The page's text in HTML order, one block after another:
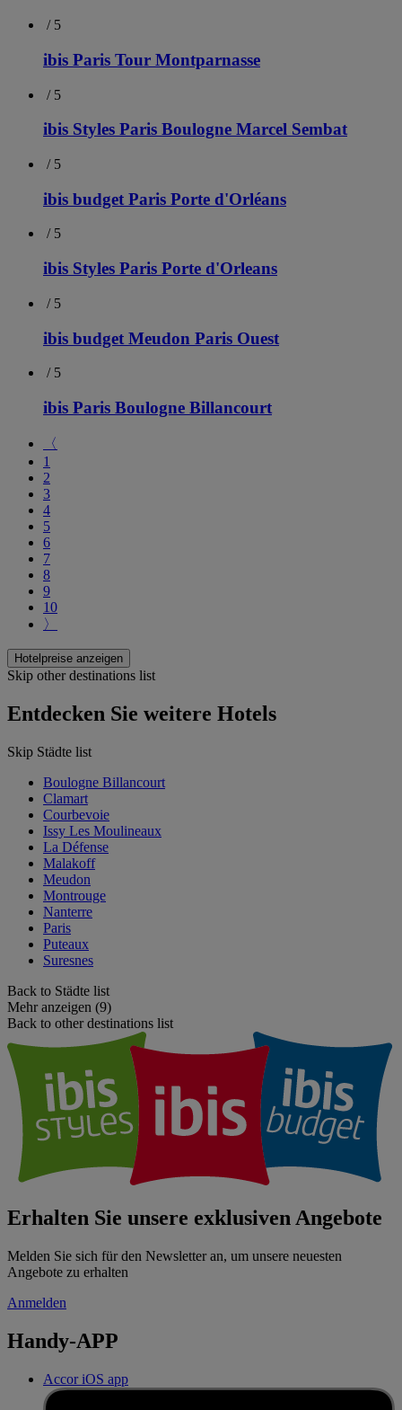
/ 5
ibis Paris Tour Montparnasse
/ 5
ibis Styles Paris Boulogne Marcel Sembat
/ 5
ibis budget Paris Porte d'Orléans
/ 5
ibis Styles Paris Porte d'Orleans
/ 5
ibis budget Meudon Paris Ouest
/ 5
ibis Paris Boulogne Billancourt
〈
1
2
3
4
5
6
7
8
9
10
〉
Hotelpreise anzeigen
Skip other destinations list
Entdecken Sie weitere Hotels
Skip Städte list
Boulogne Billancourt
Clamart
Courbevoie
Issy Les Moulineaux
La Défense
Malakoff
Meudon
Montrouge
Nanterre
Paris
Puteaux
Suresnes
Back to Städte list
Mehr anzeigen (9)
Back to other destinations list
Erhalten Sie unsere exklusiven Angebote
Melden Sie sich für den Newsletter an, um unsere neuesten
Angebote zu erhalten
Anmelden
Handy-APP
Accor iOS app